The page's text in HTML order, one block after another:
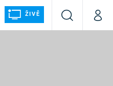
ŽIVĚ
VyhledáváníMůj